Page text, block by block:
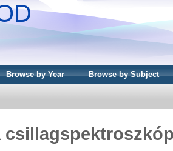
Browse by Year Browse by Subject